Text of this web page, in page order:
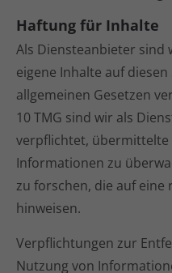
Haftung für Inhalte
Als Diensteanbieter sind
eigene Inhalte auf
allgemeinen Gesetzen
10 TMG sind wir als
verpflichtet,
Informationen zu
zu forschen, die auf eine
hinweisen.
Verpflichtungen zur
Nutzung von